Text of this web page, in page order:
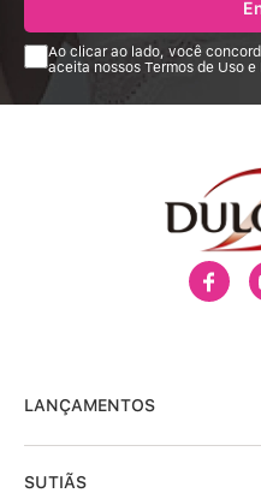
Ao clicar ao lado, você
aceita nossos Termos de Uso
LANÇAMENTOS
SUTIÃS